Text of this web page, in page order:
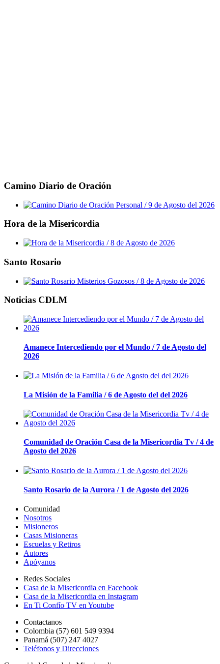
Camino Diario de Oración
Hora de la Misericordia
Santo Rosario
Noticias CDLM
Amanece Intercediendo por el Mundo / 7 de Agosto del
2026
La Misión de la Familia / 6 de Agosto del del 2026
Comunidad de Oración Casa de la Misericordia Tv / 4 de
Agosto del 2026
Santo Rosario de la Aurora / 1 de Agosto del 2026
Comunidad
Nosotros
Misioneros
Casas Misioneras
Escuelas y Retiros
Autores
Apóyanos
Redes Sociales
Casa de la Misericordia en Facebook
Casa de la Misericordia en Instagram
En Ti Confío TV en Youtube
Contactanos
Colombia (57) 601 549 9394
Panamá (507) 247 4027
Teléfonos y Direcciones